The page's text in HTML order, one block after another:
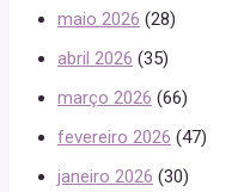
maio 2026 (28)
abril 2026 (35)
março 2026 (66)
fevereiro 2026 (47)
janeiro 2026 (30)